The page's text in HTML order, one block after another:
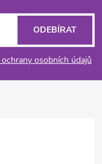
osobních údajů
ODEBÍRAT